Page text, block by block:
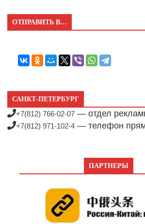
ОТПРАВИТЬ В…
САНКТ-ПЕТЕРБУРГ
+7(812) 766-02-07 — отдел
+7(812) 971-102-4 — телефон
ПАРТНЕРЫ